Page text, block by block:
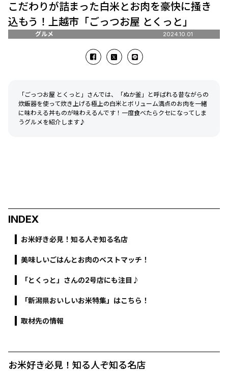
こだわりが詰まった白米とお肉を豪快に掻き
込もう！上越市「ごっつお屋 とくっと」
グルメ 2024.10.01
「ごっつお屋 とくっと」さんでは、「ぬか釜」と呼ばれる昔ながらの
炊飯器を使って炊き上げる極上の白米とボリューム満点のお肉を一緒
に味わえる丼ものが味わえるんです！一度食べたらクセになってしま
うグルメを紹介します♪
INDEX
お米好き必見！知る人ぞ知る名店
美味しいごはんとお肉のベストマッチ！
「とくっと」さんの2号店にも注目♪
「新潟県おいしいお米特集」はこちら！
取材先の情報
お米好き必見！知る人ぞ知る名店